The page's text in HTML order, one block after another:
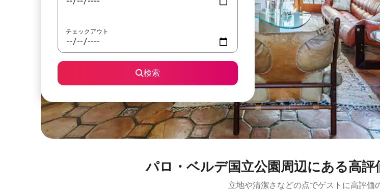
チェックアウト
検索
パロ・ベルデ国立公園⁠周⁠辺⁠に⁠あ⁠る高⁠
立地や清潔さなどの点でゲストに高評価